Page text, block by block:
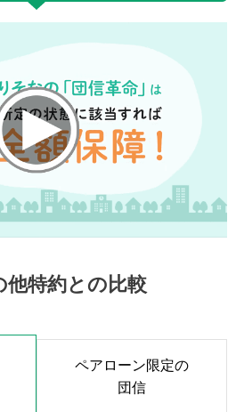
他特約との比較
ペアローン限定の
団信